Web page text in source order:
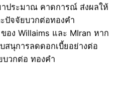
ประมาณ คาดการณ์ ส่งผลให้
ปัจจัยบวกต่อทองคำ
อง Willaims และ MIran หาก
สนุการลดดอกเบี้ยอย่างต่อ
บวกต่อ ทองคำ